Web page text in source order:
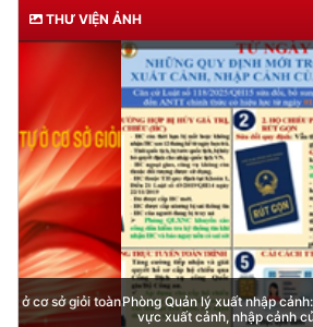
THƯ VIỆN ẢNH
Phòng Quản lý xuất nhập cảnh: Hướng dẫn
vực xuất cảnh, nhập cảnh của công dân